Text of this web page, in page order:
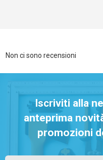
Non ci sono recensioni
Iscriviti alla
anteprima
promozioni